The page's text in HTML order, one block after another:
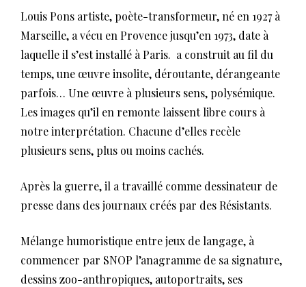
Louis Pons artiste, poète-transformeur, né en 1927 à
Marseille, a vécu en Provence jusqu’en 1973, date à
laquelle il s’est installé à Paris. a construit au fil du
temps, une œuvre insolite, déroutante, dérangeante
parfois… Une œuvre à plusieurs sens, polysémique.
Les images qu’il en remonte laissent libre cours à
notre interprétation. Chacune d’elles recèle
plusieurs sens, plus ou moins cachés.
Après la guerre, il a travaillé comme dessinateur de
presse dans des journaux créés par des Résistants.
Mélange humoristique entre jeux de langage, à
commencer par SNOP l’anagramme de sa signature,
dessins zoo-anthropiques, autoportraits, ses